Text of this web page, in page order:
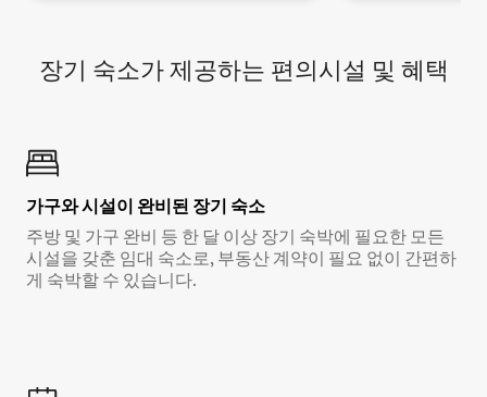
장기 숙소가 제공하는 편의시설 및 혜택
가구와 시설이 완비된 장기 숙소
주방 및 가구 완비 등 한 달 이상 장기 숙박에 필요한 모든
시설을 갖춘 임대 숙소로, 부동산 계약이 필요 없이 간편하
게 숙박할 수 있습니다.